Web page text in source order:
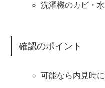
洗濯機のカビ・
確認のポイント
可能なら内見時